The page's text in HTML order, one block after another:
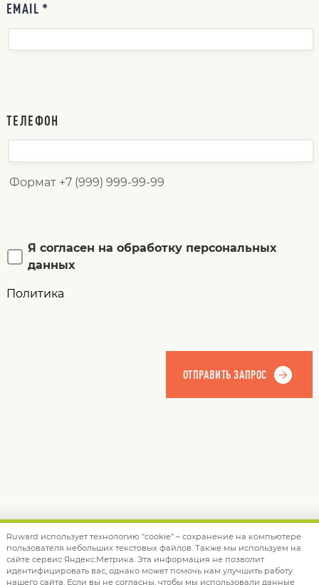
EMAIL *
ТЕЛЕФОН
Формат +7 (999) 999-99-99
Я согласен на обработку персональных
данных
Политика
© 2012 — 2026 Ruwardinfo@ruward.ru
Политика обработки персональных данных
Ruward использует технологию "cookie" – сохранение на компьютере
пользователя небольших текстовых файлов. Также мы используем на
сайте сервис Яндекс.Метрика. Эта информация не позволит
идентифицировать вас, однако может помочь нам улучшить работу
нашего сайта. Если вы не согласны, чтобы мы использовали данные